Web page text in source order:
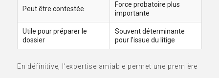
Peut être contestée
Force probatoire plus
importante
Utile pour préparer le
dossier
Souvent déterminante
pour l'issue du litige
En définitive, l’expertise amiable permet une première